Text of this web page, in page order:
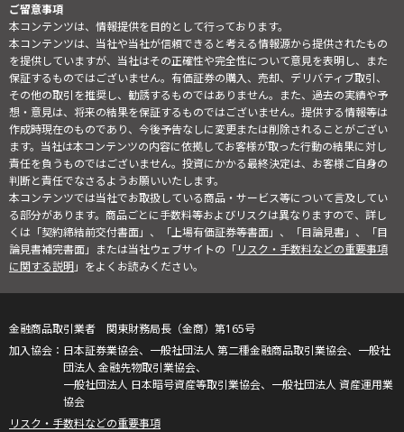
ご留意事項
本コンテンツは、情報提供を目的として行っております。
本コンテンツは、当社や当社が信頼できると考える情報源から提供されたもの
を提供していますが、当社はその正確性や完全性について意見を表明し、また
保証するものではございません。有価証券の購入、売却、デリバティブ取引、
その他の取引を推奨し、勧誘するものではありません。また、過去の実績や予
想・意見は、将来の結果を保証するものではございません。提供する情報等は
作成時現在のものであり、今後予告なしに変更または削除されることがござい
ます。当社は本コンテンツの内容に依拠してお客様が取った行動の結果に対し
責任を負うものではございません。投資にかかる最終決定は、お客様ご自身の
判断と責任でなさるようお願いいたします。
本コンテンツでは当社でお取扱している商品・サービス等について言及してい
る部分があります。商品ごとに手数料等およびリスクは異なりますので、詳し
くは「契約締結前交付書面」、「上場有価証券等書面」、「目論見書」、「目
論見書補完書面」または当社ウェブサイトの「リスク・手数料などの重要事項
に関する説明」をよくお読みください。
金融商品取引業者 関東財務局長（金商）第165号
日本証券業協会、一般社団法人 第二種金融商品取引業協会、一般社
団法人 金融先物取引業協会、
一般社団法人 日本暗号資産等取引業協会、一般社団法人 資産運用業
協会
リスク・手数料などの重要事項